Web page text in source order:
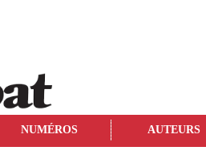
NUMÉROS AUTEURS